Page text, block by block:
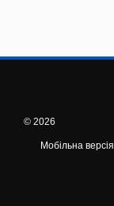
© 2026
Мобільна версія